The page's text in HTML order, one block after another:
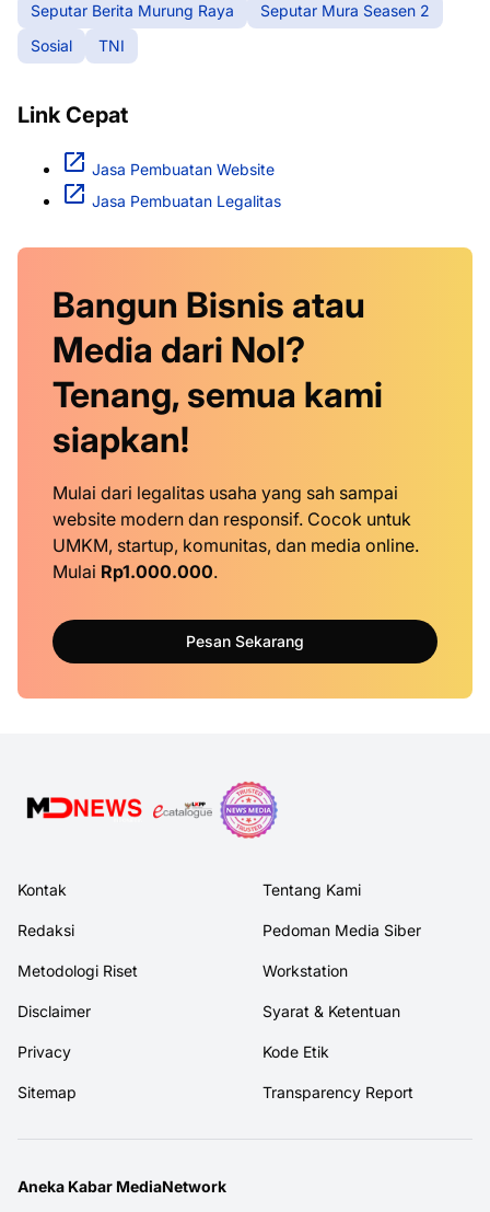
Seputar Berita Murung Raya
Seputar Mura Seasen 2
Sosial
TNI
Link Cepat
Jasa Pembuatan Website
Jasa Pembuatan Legalitas
Bangun Bisnis atau
Media dari Nol?
Tenang, semua kami
siapkan!
Mulai dari legalitas usaha yang sah sampai
website modern dan responsif. Cocok untuk
UMKM, startup, komunitas, dan media online.
Mulai Rp1.000.000.
Pesan Sekarang
Kontak Tentang Kami
Redaksi Pedoman Media Siber
Metodologi Riset Workstation
Disclaimer Syarat & Ketentuan
Privacy Kode Etik
Sitemap Transparency Report
Aneka Kabar MediaNetwork